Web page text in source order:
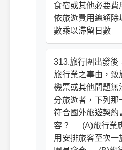
食宿或其他必要
依旅遊費用總額除
數乘以滯留日數
313.旅行團出發後
旅行業之事由，致
機票或其他問題無
分旅遊者，下列那
符合國外旅遊契約
容？ (A)旅行業
用安排旅客至次一